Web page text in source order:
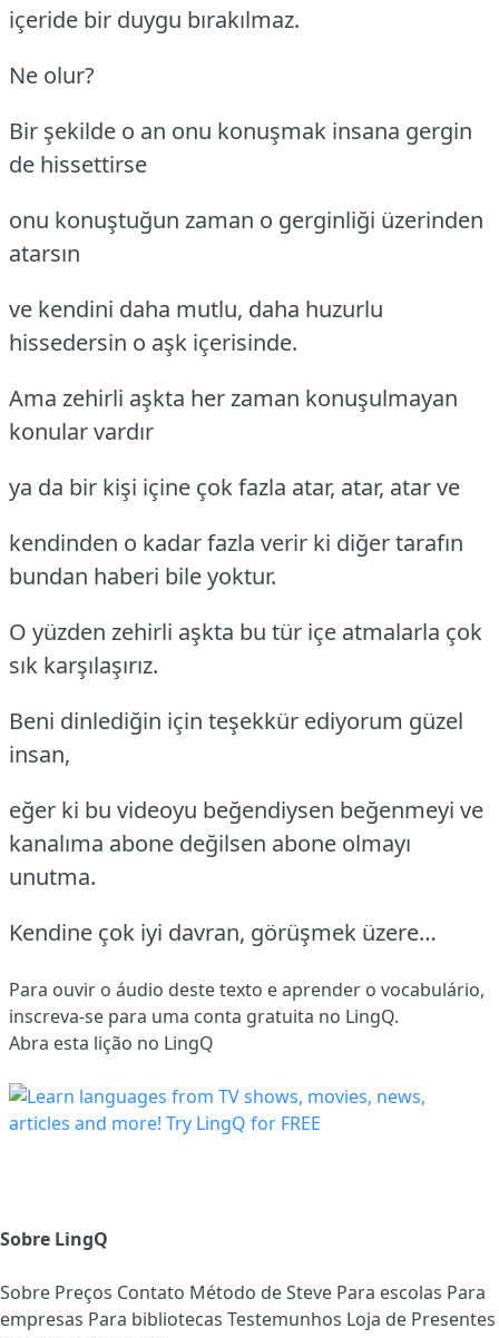
içeride bir duygu bırakılmaz.
Ne olur?
Bir şekilde o an onu konuşmak insana gergin
de hissettirse
onu konuştuğun zaman o gerginliği üzerinden
atarsın
ve kendini daha mutlu, daha huzurlu
hissedersin o aşk içerisinde.
Ama zehirli aşkta her zaman konuşulmayan
konular vardır
ya da bir kişi içine çok fazla atar, atar, atar ve
kendinden o kadar fazla verir ki diğer tarafın
bundan haberi bile yoktur.
O yüzden zehirli aşkta bu tür içe atmalarla çok
sık karşılaşırız.
Beni dinlediğin için teşekkür ediyorum güzel
insan,
eğer ki bu videoyu beğendiysen beğenmeyi ve
kanalıma abone değilsen abone olmayı
unutma.
Kendine çok iyi davran, görüşmek üzere…
Para ouvir o áudio deste texto e aprender o vocabulário,
inscreva-se para uma conta gratuita no LingQ.
Abra esta lição no LingQ
Sobre LingQ
Sobre Preços Contato Método de Steve Para escolas Para
empresas Para bibliotecas Testemunhos Loja de Presentes